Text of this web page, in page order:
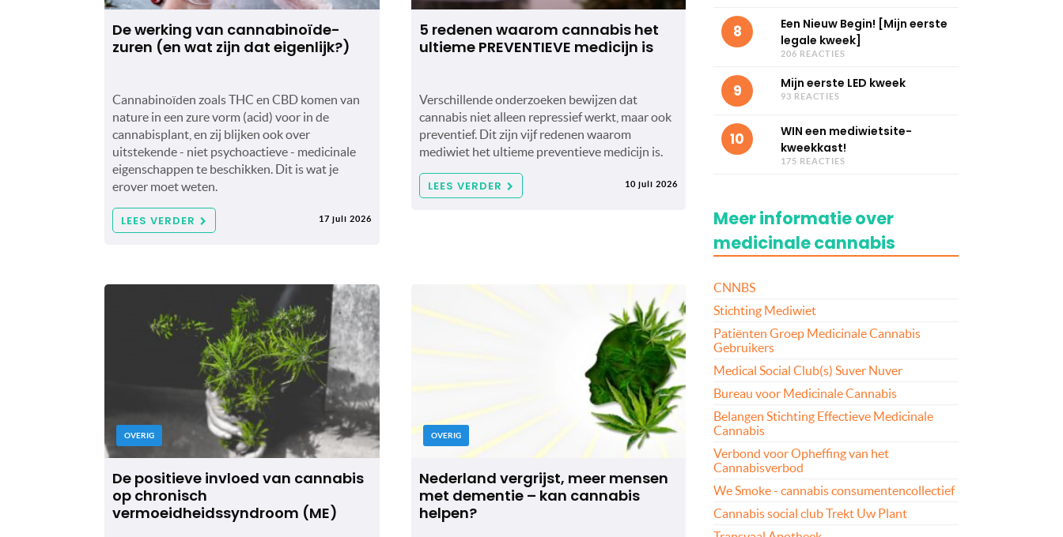
De werking van cannabinoïde-
zuren (en wat zijn dat eigenlijk?)
Cannabinoïden zoals THC en CBD komen van
nature in een zure vorm (acid) voor in de
cannabisplant, en zij blijken ook over
uitstekende - niet psychoactieve - medicinale
eigenschappen te beschikken. Dit is wat je
erover moet weten.
LEES VERDER 17 juli 2026
5 redenen waarom cannabis het
ultieme PREVENTIEVE medicijn is
Verschillende onderzoeken bewijzen dat
cannabis niet alleen repressief werkt, maar ook
preventief. Dit zijn vijf redenen waarom
mediwiet het ultieme preventieve medicijn is.
LEES VERDER 10 juli 2026
OVERIG
De positieve invloed van cannabis
op chronisch
vermoeidheidssyndroom (ME)
OVERIG
Nederland vergrijst, meer mensen
met dementie – kan cannabis
helpen?
8
Een Nieuw Begin! [Mijn eerste
legale kweek]
206 REACTIES
9 Mijn eerste LED kweek
93 REACTIES
10
WIN een mediwietsite-
kweekkast!
175 REACTIES
Meer informatie over
medicinale cannabis
CNNBS
Stichting Mediwiet
Patiënten Groep Medicinale Cannabis
Gebruikers
Medical Social Club(s) Suver Nuver
Bureau voor Medicinale Cannabis
Belangen Stichting Effectieve Medicinale
Cannabis
Verbond voor Opheffing van het
Cannabisverbod
We Smoke - cannabis consumentencollectief
Cannabis social club Trekt Uw Plant